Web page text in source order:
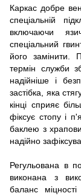
Каркас добре
спеціальній
включаючи
спеціальний
його замінити.
термін служби
надійніше і
застібка, яка
кінці сприяє
фіксує стопу і
баклею з
надійно
Регульована в
виконана з
баланс